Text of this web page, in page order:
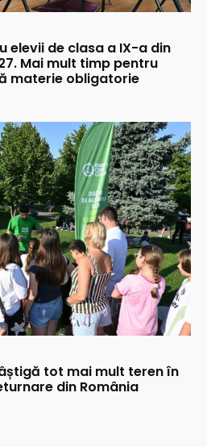
elevii de clasa a IX-a din
Mai mult timp pentru
materie obligatorie
tot mai mult teren în
din România